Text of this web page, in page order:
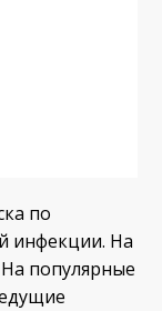
по
инфекции. На
популярные